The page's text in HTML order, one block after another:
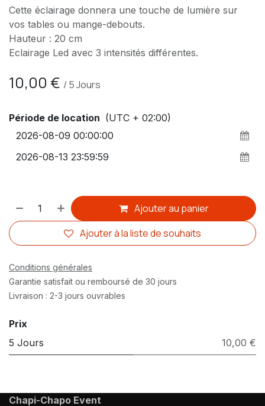
Cette éclairage donnera une touche de lumière sur
vos tables ou mange-debouts.
Hauteur : 20 cm
Eclairage Led avec 3 intensités différentes.
10,00 € / 5Jours
Période de location (UTC + 02:00)
Ajouter au panier
Ajouter à la liste de souhaits
Conditions générales
Garantie satisfait ou remboursé de 30 jours
Livraison : 2-3 jours ouvrables
Prix
5 Jours
10,00 €
Chapi-Chapo Event